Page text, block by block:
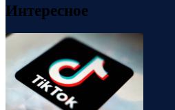
Интересное